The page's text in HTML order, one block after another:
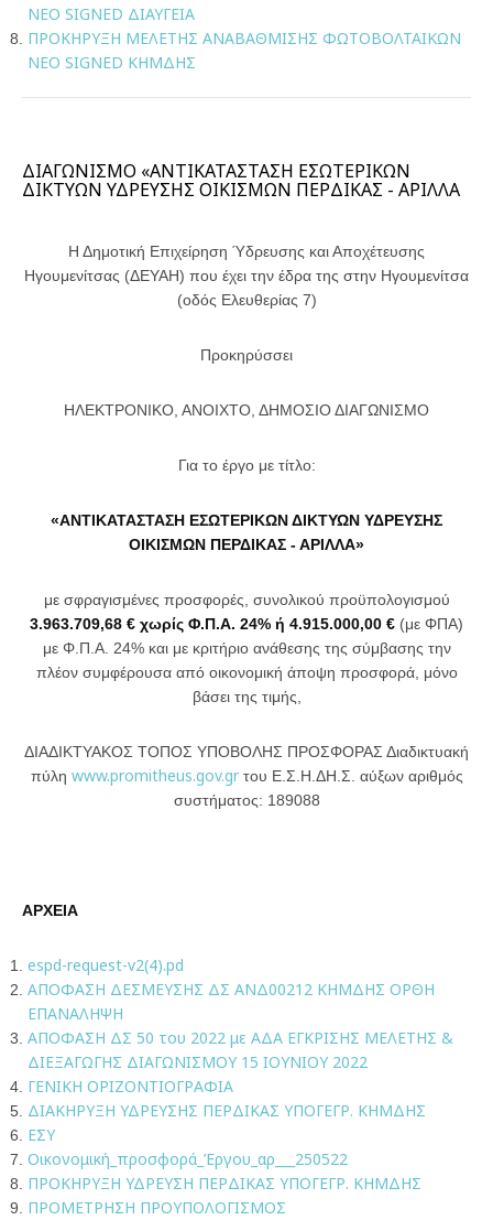
ΝΕΟ SIGNED ΔΙΑΥΓΕΙΑ
ΠΡΟΚΗΡΥΞΗ ΜΕΛΕΤΗΣ ΑΝΑΒΑΘΜΙΣΗΣ ΦΩΤΟΒΟΛΤΑΙΚΩΝ
ΝΕΟ SIGNED ΚΗΜΔΗΣ
ΔΙΑΓΩΝΙΣΜΟ «ΑΝΤΙΚΑΤΑΣΤΑΣΗ ΕΣΩΤΕΡΙΚΩΝ
ΔΙΚΤΥΩΝ ΥΔΡΕΥΣΗΣ ΟΙΚΙΣΜΩΝ ΠΕΡΔΙΚΑΣ - ΑΡΙΛΛΑ
Η Δημοτική Επιχείρηση Ύδρευσης και Αποχέτευσης
Ηγουμενίτσας (ΔΕΥΑΗ) που έχει την έδρα της στην Ηγουμενίτσα
(οδός Ελευθερίας 7)
Προκηρύσσει
ΗΛΕΚΤΡΟΝΙΚΟ, ΑΝΟΙΧΤΟ, ΔΗΜΟΣΙΟ ΔΙΑΓΩΝΙΣΜΟ
Για το έργο με τίτλο:
«ΑΝΤΙΚΑΤΑΣΤΑΣΗ ΕΣΩΤΕΡΙΚΩΝ ΔΙΚΤΥΩΝ ΥΔΡΕΥΣΗΣ
ΟΙΚΙΣΜΩΝ ΠΕΡΔΙΚΑΣ - ΑΡΙΛΛΑ»
με σφραγισμένες προσφορές, συνολικού προϋπολογισμού
3.963.709,68 € χωρίς Φ.Π.Α. 24% ή 4.915.000,00 € (με ΦΠΑ)
με Φ.Π.Α. 24% και με κριτήριο ανάθεσης της σύμβασης την
πλέον συμφέρουσα από οικονομική άποψη προσφορά, μόνο
βάσει της τιμής,
ΔΙΑΔΙΚΤΥΑΚΟΣ ΤΟΠΟΣ ΥΠΟΒΟΛΗΣ ΠΡΟΣΦΟΡΑΣ Διαδικτυακή
πύλη www.promitheus.gov.grτου Ε.Σ.Η.ΔΗ.Σ. αύξων αριθμός
συστήματος: 189088
ΑΡΧΕΙΑ
espd-request-v2(4).pd
ΑΠΟΦΑΣΗ ΔΕΣΜΕΥΣΗΣ ΔΣ ΑΝΔ00212 ΚΗΜΔΗΣ ΟΡΘΗ
ΕΠΑΝΑΛΗΨΗ
ΑΠΟΦΑΣΗ ΔΣ 50 του 2022 με ΑΔΑ ΕΓΚΡΙΣΗΣ ΜΕΛΕΤΗΣ &
ΔΙΕΞΑΓΩΓΗΣ ΔΙΑΓΩΝΙΣΜΟΥ 15 ΙΟΥΝΙΟΥ 2022
ΓΕΝΙΚΗ ΟΡΙΖΟΝΤΙΟΓΡΑΦΙΑ
ΔΙΑΚΗΡΥΞΗ ΥΔΡΕΥΣΗΣ ΠΕΡΔΙΚΑΣ ΥΠΟΓΕΓΡ. ΚΗΜΔΗΣ
ΕΣΥ
Οικονομική_προσφορά_Έργου_αρ___250522
ΠΡΟΚΗΡΥΞΗ ΥΔΡΕΥΣΗ ΠΕΡΔΙΚΑΣ ΥΠΟΓΕΓΡ. ΚΗΜΔΗΣ
ΠΡΟΜΕΤΡΗΣΗ ΠΡΟΥΠΟΛΟΓΙΣΜΟΣ